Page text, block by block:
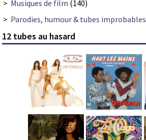
> Musiques de film (140)
> Parodies, humour & tubes improbables
12 tubes au hasard